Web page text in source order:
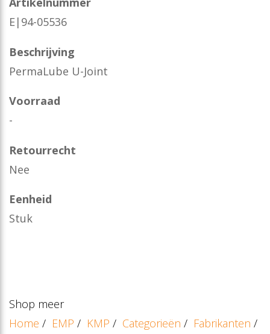
E|94-05536
Beschrijving
PermaLube U-Joint
Voorraad
-
Retourrecht
Nee
Eenheid
Stuk
Shop meer
Home / EMP / KMP / Categorieën / Fabrikanten /